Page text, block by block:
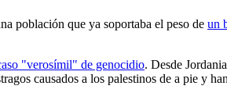
población que ya soportaba el peso de un
"verosímil" de genocidio. Desde
causados a los palestinos de a pie y